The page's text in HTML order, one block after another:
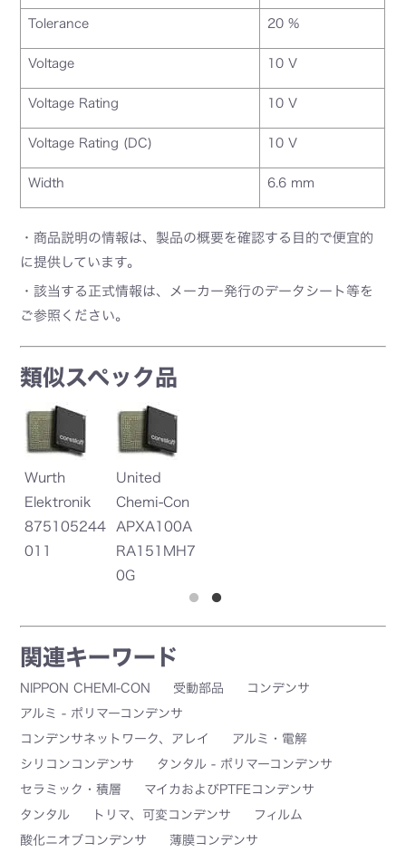
Tolerance 20 %
Voltage 10 V
Voltage Rating 10 V
Voltage Rating (DC) 10 V
Width 6.6 mm
・商品説明の情報は、製品の概要を確認する目的で便宜的
に提供しています。
・該当する正式情報は、メーカー発行のデータシート等を
ご参照ください。
類似スペック品
Wurth
Elektronik
875105244
011
United
Chemi-Con
APXA100A
RA151MH7
0G
関連キーワード
NIPPON CHEMI-CON 受動部品
コンデンサ
アルミ - ポリマーコンデンサ
コンデンサネットワーク、アレイ
アルミ・電解
シリコンコンデンサ
タンタル - ポリマーコンデンサ
セラミック・積層
マイカおよびPTFEコンデンサ
タンタル
トリマ、可変コンデンサ
フィルム
酸化ニオブコンデンサ
薄膜コンデンサ